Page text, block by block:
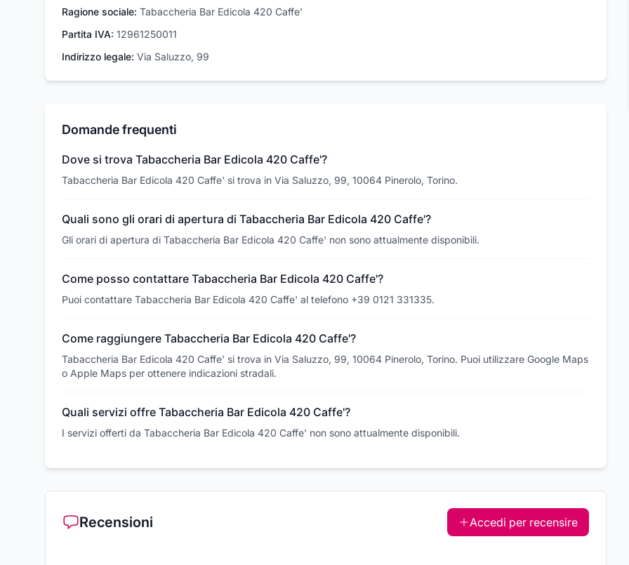
Ragione sociale: Tabaccheria Bar Edicola 420 Caffe'
Partita IVA: 12961250011
Indirizzo legale: Via Saluzzo, 99
Domande frequenti
Dove si trova Tabaccheria Bar Edicola 420 Caffe'?
Tabaccheria Bar Edicola 420 Caffe' si trova in Via Saluzzo, 99, 10064 Pinerolo, Torino.
Quali sono gli orari di apertura di Tabaccheria Bar Edicola 420 Caffe'?
Gli orari di apertura di Tabaccheria Bar Edicola 420 Caffe' non sono attualmente disponibili.
Come posso contattare Tabaccheria Bar Edicola 420 Caffe'?
Puoi contattare Tabaccheria Bar Edicola 420 Caffe' al telefono +39 0121 331335.
Come raggiungere Tabaccheria Bar Edicola 420 Caffe'?
Tabaccheria Bar Edicola 420 Caffe' si trova in Via Saluzzo, 99, 10064 Pinerolo, Torino. Puoi utilizzare Google Maps
o Apple Maps per ottenere indicazioni stradali.
Quali servizi offre Tabaccheria Bar Edicola 420 Caffe'?
I servizi offerti da Tabaccheria Bar Edicola 420 Caffe' non sono attualmente disponibili.
Recensioni Accedi per recensire